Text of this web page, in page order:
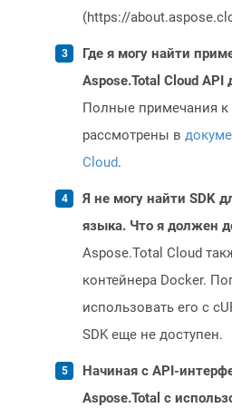
(https://
Где я могу найти
Aspose.Total Cloud API
Полные примечания к
рассмотрены в
Cloud.
Я не могу найти SDK
языка. Что я должен
Aspose.Total Cloud
контейнера Docker.
использовать его с
SDK еще не доступен.
Начиная с API-
Aspose.Total с